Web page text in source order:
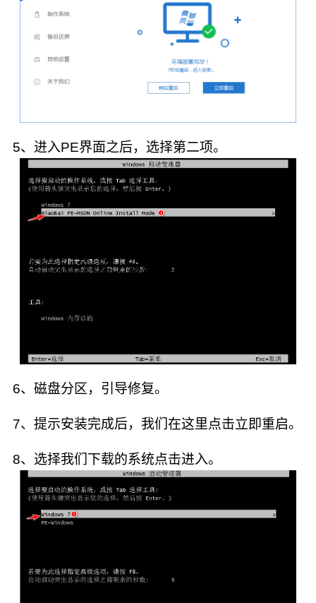
5、进入PE界面之后，选择第二项。
6、磁盘分区，引导修复。
7、提示安装完成后，我们在这里点击立即重启。
8、选择我们下载的系统点击进入。